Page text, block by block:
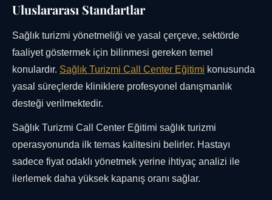
Uluslararası Standartlar
Sağlık turizmi yönetmeliği ve yasal çerçeve, sektörde
faaliyet göstermek için bilinmesi gereken temel
konulardır. Sağlık Turizmi Call Center Eğitimi konusunda
yasal süreçlerde kliniklere profesyonel danışmanlık
desteği verilmektedir.
Sağlık Turizmi Call Center Eğitimi sağlık turizmi
operasyonunda ilk temas kalitesini belirler. Hastayı
sadece fiyat odaklı yönetmek yerine ihtiyaç analizi ile
ilerlemek daha yüksek kapanış oranı sağlar.